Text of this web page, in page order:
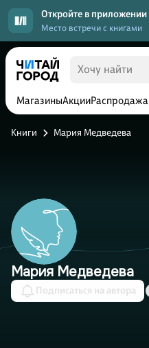
Откройте в приложении
Место встречи с книгами
МагазиныАкцииРаспродажа
Книги Мария Медведева
Мария Медведева
Подписаться на автора